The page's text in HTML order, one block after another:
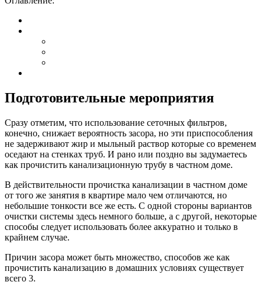
Подготовительные мероприятия
Сразу отметим, что использование сеточных фильтров,
конечно, снижает вероятность засора, но эти приспособления
не задерживают жир и мыльный раствор которые со временем
оседают на стенках труб. И рано или поздно вы задумаетесь
как прочистить канализационную трубу в частном доме.
В действительности прочистка канализации в частном доме
от того же занятия в квартире мало чем отличаются, но
небольшие тонкости все же есть. С одной стороны вариантов
очистки системы здесь немного больше, а с другой, некоторые
способы следует использовать более аккуратно и только в
крайнем случае.
Причин засора может быть множество, способов же как
прочистить канализацию в домашних условиях существует
всего 3.